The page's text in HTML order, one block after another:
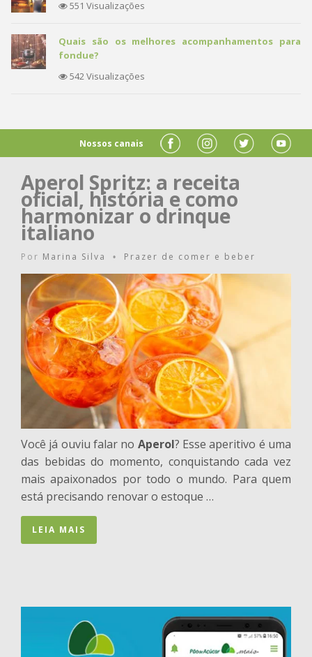
551 Visualizações
Quais são os melhores acompanhamentos para
fondue?
542 Visualizações
Nossos canais
Aperol Spritz: a receita
oficial, história e como
harmonizar o drinque
italiano
Por Marina Silva • Prazer de comer e beber
Você já ouviu falar no Aperol? Esse aperitivo é uma
das bebidas do momento, conquistando cada vez
mais apaixonados por todo o mundo. Para quem
está precisando renovar o estoque …
LEIA MAIS